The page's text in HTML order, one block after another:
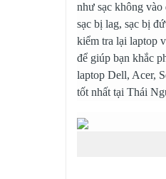
như sạc không
sạc bị lag, sạc bị
kiểm tra lại laptop
để giúp bạn khắc
laptop Dell, Acer,
tốt nhất tại Thái